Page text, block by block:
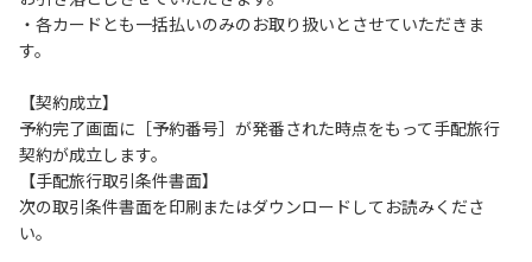
・パブリックスペースでは、食事中以外はマスクの着用をお
願いします。
・トイレは各客室のトイレをご利用ください。
※緊急時以外の食堂のトイレの使用は禁止とさせていただき
ます。
・各カードとも一括払いのみのお取り扱いとさせていただきま
す。
【契約成立】
予約完了画面に［予約番号］が発番された時点をもって手配旅行
契約が成立します。
【手配旅行取引条件書面】
次の取引条件書面を印刷またはダウンロードしてお読みくださ
い。